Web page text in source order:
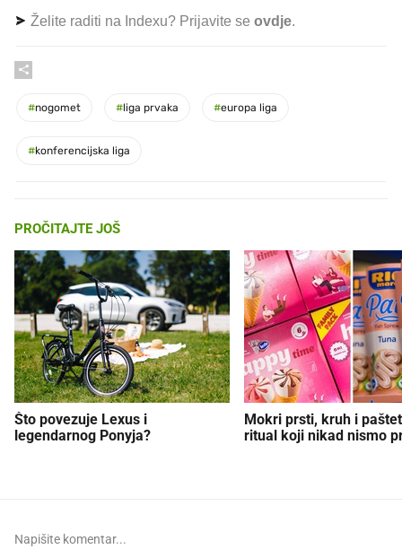
Želite raditi na Indexu? Prijavite se ovdje.
#nogomet #liga prvaka #europa liga
#konferencijska liga
PROČITAJTE JOŠ
Što povezuje Lexus i
legendarnog Ponyja?
Mokri prsti, kruh i
ritual koji nikad nismo